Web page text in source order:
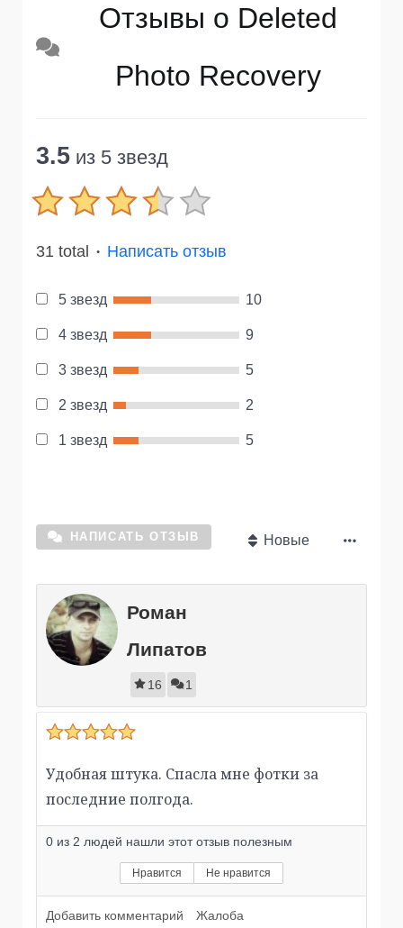
Отзывы о Deleted
Photo Recovery
3.5 из 5 звезд
31 total ● Написать отзыв
5 звезд 10
4 звезд 9
3 звезд 5
2 звезд 2
1 звезд 5
НАПИСАТЬ ОТЗЫВ Новые
Роман
Липатов
16 1
Удобная штука. Спасла мне фотки за
последние полгода.
0 из 2 людей нашли этот отзыв полезным
Нравится Не нравится
Добавить комментарий Жалоба